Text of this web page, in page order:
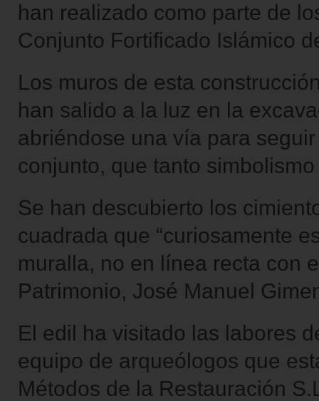
han realizado como parte de
Conjunto Fortificado Islámico
Los muros de esta
han salido a la luz en la
abriéndose una vía para
conjunto, que tanto
Se han descubierto los
cuadrada que “curiosamente
muralla, no en línea recta con
Patrimonio, José Manuel
El edil ha visitado las labores
equipo de arqueólogos que
Métodos de la Restauración